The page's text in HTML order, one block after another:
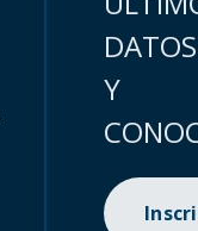
DATOS
Y